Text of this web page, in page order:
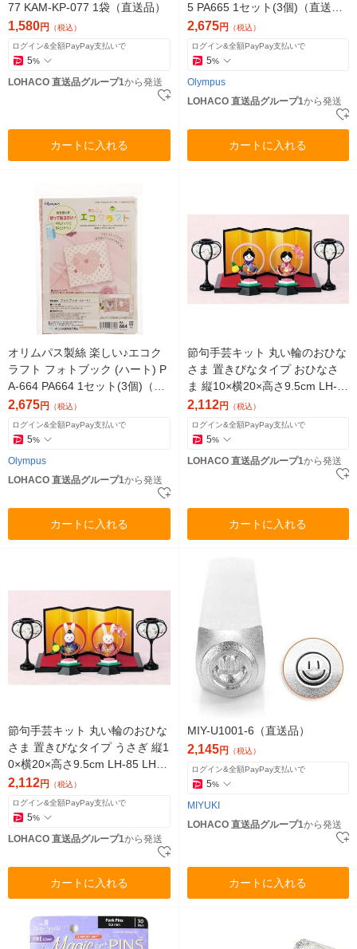
77 KAM-KP-077 1袋（直送品）
1,580円 （税込）
ログイン&全額PayPay支払いで
5%
LOHACO 直送品グループ1から発送
カートに入れる
5 PA665 1セット(3個)（直送
品）
2,675円 （税込）
ログイン&全額PayPay支払いで
5%
Olympus
LOHACO 直送品グループ1から発送
カートに入れる
オリムパス製絲 楽しい♪エコク
ラフト フォトブック (ハート) P
A-664 PA664 1セット(3個)（直
送品）
2,675円 （税込）
ログイン&全額PayPay支払いで
5%
Olympus
LOHACO 直送品グループ1から発送
カートに入れる
節句手芸キット 丸い輪のおひな
さま 置きびなタイプ おひなさ
ま 縦10×横20×高さ9.5cm LH-8
4 LH84 1個（直送品）
2,112円 （税込）
ログイン&全額PayPay支払いで
5%
LOHACO 直送品グループ1から発送
カートに入れる
節句手芸キット 丸い輪のおひな
さま 置きびなタイプ うさぎ 縦1
0×横20×高さ9.5cm LH-85 LH85
1個（直送品）
2,112円 （税込）
ログイン&全額PayPay支払いで
5%
LOHACO 直送品グループ1から発送
カートに入れる
MIY-U1001-6（直送品）
2,145円 （税込）
ログイン&全額PayPay支払いで
5%
MIYUKI
LOHACO 直送品グループ1から発送
カートに入れる